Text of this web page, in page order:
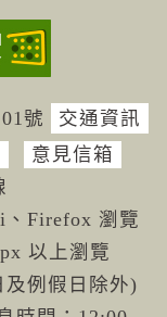
號
交通資訊
意見信箱
、Firefox 瀏覽
以上瀏覽
例假日除外)